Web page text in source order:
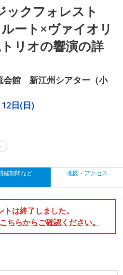
ックフォレスト
ート×ヴァイオリ
リオの響演の詳
会館 新江州シアター（小
日(日)
催期間など 地図・アクセス
は終了しました。
ちらからご確認ください。